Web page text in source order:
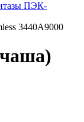
ПЭК-
3440A9000